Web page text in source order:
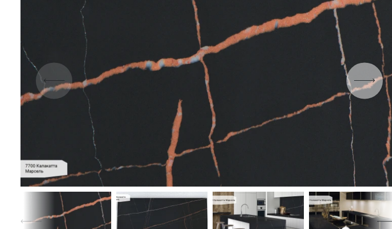
Подтвердите, что вы не робот
ОТПРАВИТЬ ЗАЯВКУ
Подтвердите, что вы не робот
ОТПРАВИТЬ ПРОЕКТ
Подтвердите, что вы не робот
ОТПРАВИТЬ